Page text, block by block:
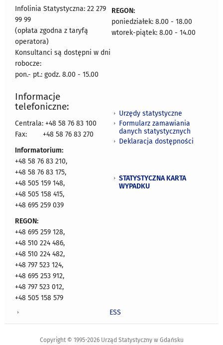
Infolinia Statystyczna: 22 279
99 99
(opłata zgodna z taryfą
operatora)
Konsultanci są dostępni w dni
robocze:
pon.- pt.: godz. 8.00 - 15.00
REGON:
poniedziałek: 8.00 - 18.00
wtorek-piątek: 8.00 - 14.00
Informacje
telefoniczne:
Centrala: +48 58 76 83 100
Fax:
+48 58 76 83 270
Informatorium:
+48 58 76 83 210,
+48 58 76 83 175,
+48 505 159 148,
+48 505 158 415,
+48 695 259 039
REGON:
+48 695 259 128,
+48 510 224 486,
+48 510 224 482,
+48 797 523 124,
+48 695 253 912,
+48 797 523 012,
+48 505 158 579
Urzędy statystyczne
Formularz zamawiania
danych statystycznych
Deklaracja dostępności
STATYSTYCZNA KARTA
WYPADKU
ESS
Copyright © 1995-2026 Urząd Statystyczny w Gdańsku